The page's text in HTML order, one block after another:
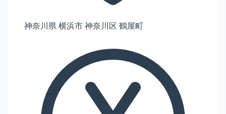
神奈川県 横浜市 神奈川区 鶴屋町